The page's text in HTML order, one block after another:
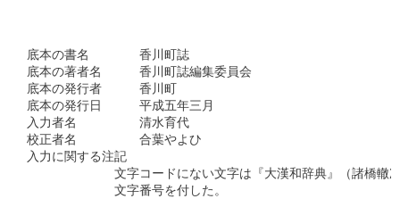
底本の書名　　　　香川町誌
底本の著者名　　　香川町誌編集委員会
底本の発行者　　　香川町
底本の発行日　　　平成五年三月
入力者名　　　　　清水育代
校正者名　　　　　合葉やよひ
入力に関する注記
文字コードにない文字は『大漢和辞典』（諸橋轍次著
文字番号を付した。